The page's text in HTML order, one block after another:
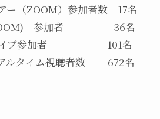
ー（ZOOM）参加者数 17名
(ZOOM) 参加者 36名
ライブ参加者 101名
ルタイム視聴者数 672名